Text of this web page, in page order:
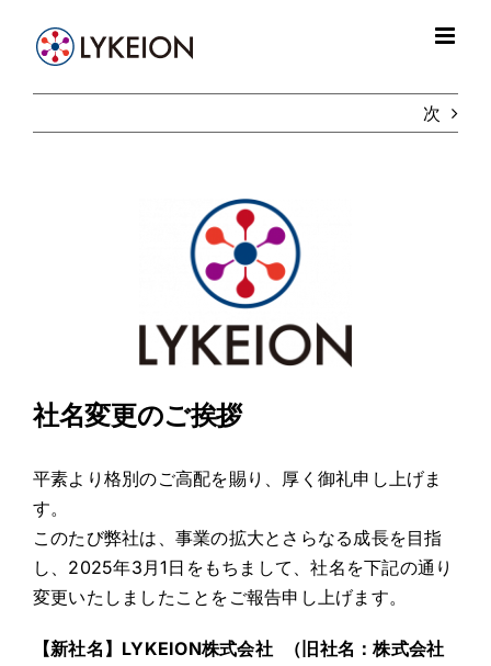
content
次
社名変更のご挨拶
平素より格別のご高配を賜り、厚く御礼申し上げま
す。
このたび弊社は、事業の拡大とさらなる成長を目指
し、2025年3月1日をもちまして、社名を下記の通り
変更いたしましたことをご報告申し上げます。
【新社名】LYKEION株式会社 （旧社名：株式会社